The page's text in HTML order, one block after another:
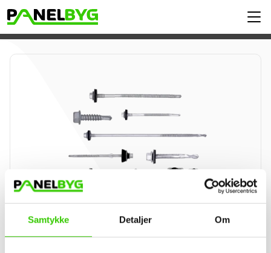
Samtykke Detaljer Om